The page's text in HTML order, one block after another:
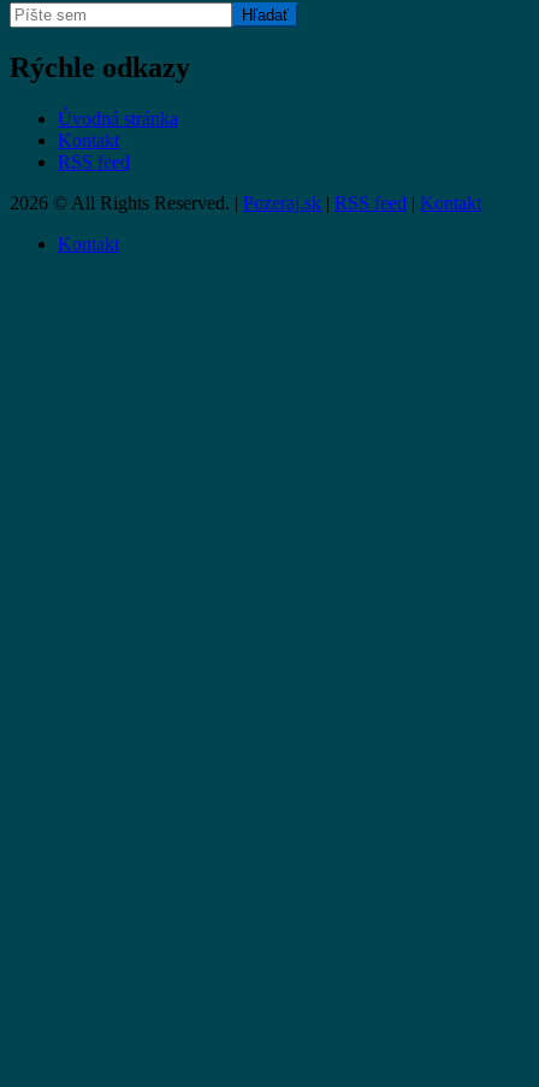
Rýchle odkazy
Úvodná stránka
Kontakt
RSS feed
2026 © All Rights Reserved. | Pozeraj.sk | RSS feed | Kontakt
Kontakt